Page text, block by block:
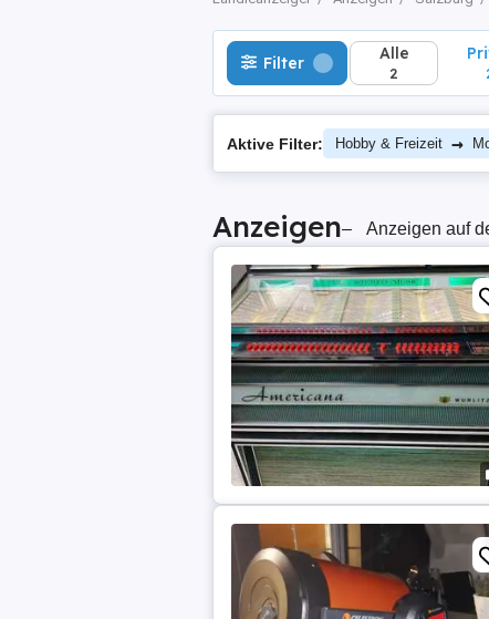
Filter Alle
2
Aktive Filter: Hobby & Freizeit →
Anzeigen– Anzeigen auf